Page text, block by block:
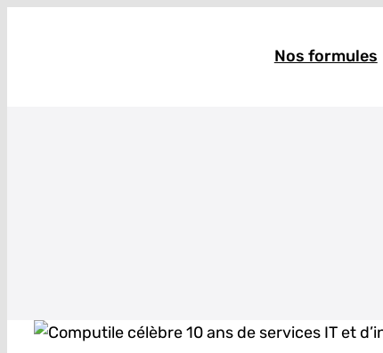
Nos formules